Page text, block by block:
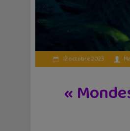
12 octobre 2023
«